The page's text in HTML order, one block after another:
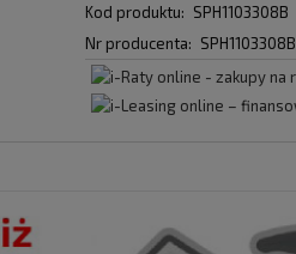
Kod produktu: SPH1103308B
Nr producenta: SPH1103308B